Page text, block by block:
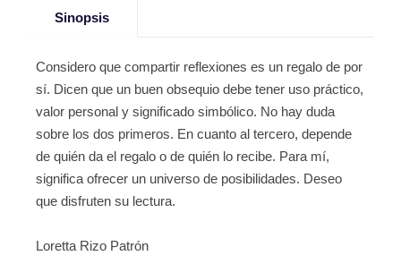
Sinopsis
Considero que compartir reflexiones es un regalo de por
sí. Dicen que un buen obsequio debe tener uso práctico,
valor personal y significado simbólico. No hay duda
sobre los dos primeros. En cuanto al tercero, depende
de quién da el regalo o de quién lo recibe. Para mí,
significa ofrecer un universo de posibilidades. Deseo
que disfruten su lectura.
Loretta Rizo Patrón